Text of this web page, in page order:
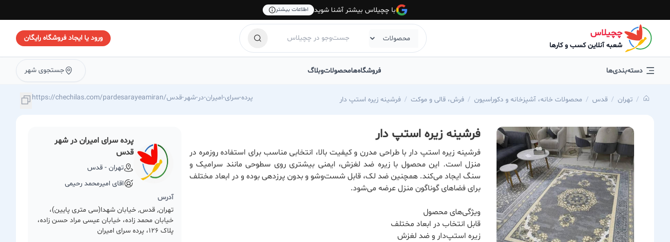
با چچیلاس بیشتر آشنا شوید اطلاعات بیشتر
چچیلاس
شعبه آنلاین کسب و کارها
ورود یا ایجاد فروشگاه رایگان
دسته‌بندی‌ها فروشگاه‌هامحصولاتوبلاگ جستجوی شهر
تهران قدس محصولات خانه، آشپزخانه و دکوراسیون فرش، قالی و موکت فرشینه زیره استپ دار https://chechilas.com/pardesarayeamiran/پرده-سرای-امیران-در-شهر-قدس
فرشینه زیره استپ دار
فرشینه زیره استپ دار با طراحی مدرن و کیفیت بالا، انتخابی مناسب برای استفاده روزمره در
منزل است. این محصول با زیره ضد لغزش، ایمنی بیشتری روی سطوحی مانند سرامیک و
سنگ ایجاد می‌کند. همچنین ضد لک، قابل شست‌وشو و بدون پرزدهی بوده و در ابعاد مختلف
برای فضاهای گوناگون منزل عرضه می‌شود.
ویژگی‌های محصول
قابل انتخاب در ابعاد مختلف
زیره استپ‌دار و ضد لغزش
پرده سرای امیران در شهر
قدس
تهران - قدس
اقای امیرمحمد رحیمی
آدرس
تهران, قدس, خیابان شهدا(سی متری پایین)،
خیابان محمد زاده، خیابان عیسی مراد حسن زاده،
پلاک 126، پرده سرای امیران